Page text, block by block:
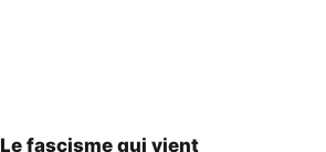
Le fascisme qui vient